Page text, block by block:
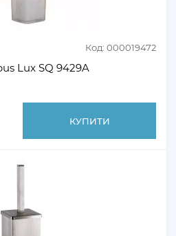
Код: 000019472
Lux SQ 9429A
КУПИТИ